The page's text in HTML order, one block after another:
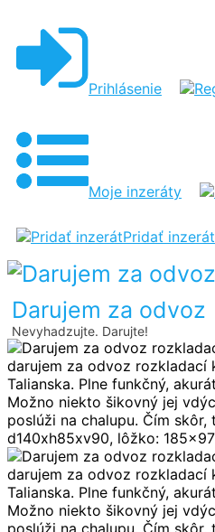
Prihlásenie
Moje inzeráty
Pridať inzerát
Darujem za odvoz
Nevyhadzujte. Darujte!